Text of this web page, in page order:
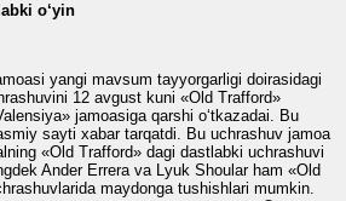
o‘yin
yangi mavsum tayyorgarligi doirasidagi
12 avgust kuni «Old Trafford»
jamoasiga qarshi o‘tkazadai. Bu
sayti xabar tarqatdi. Bu uchrashuv jamoa
«Old Trafford» dagi dastlabki uchrashuvi
Ander Errera va Lyuk Shoular ham «Old
maydonga tushishlari mumkin.